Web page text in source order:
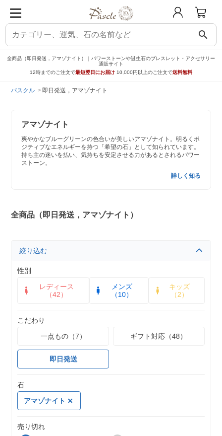
search
全商品（即日発送，アマゾナイト）｜パワーストーンや誕生石のブレスレット・アクセサリー
通販サイト
12時までのご注文で最短翌日にお届け 10,000円以上のご注文で送料無料
パスクル 即日発送，アマゾナイト
アマゾナイト
爽やかなブルーグリーンの色合いが美しいアマゾナイト。明るくポ
ジティブなエネルギーを持つ「希望の石」として知られています。
持ち主の迷いを払い、気持ちを安定させる力があるとされるパワー
ストーン。
詳しく知る
全商品（即日発送，アマゾナイト）
絞り込む
性別
レディース
（42）
メンズ
（10）
キッズ
（2）
こだわり
一点もの（7）
ギフト対応（48）
即日発送
石
アマゾナイト
売り切れ